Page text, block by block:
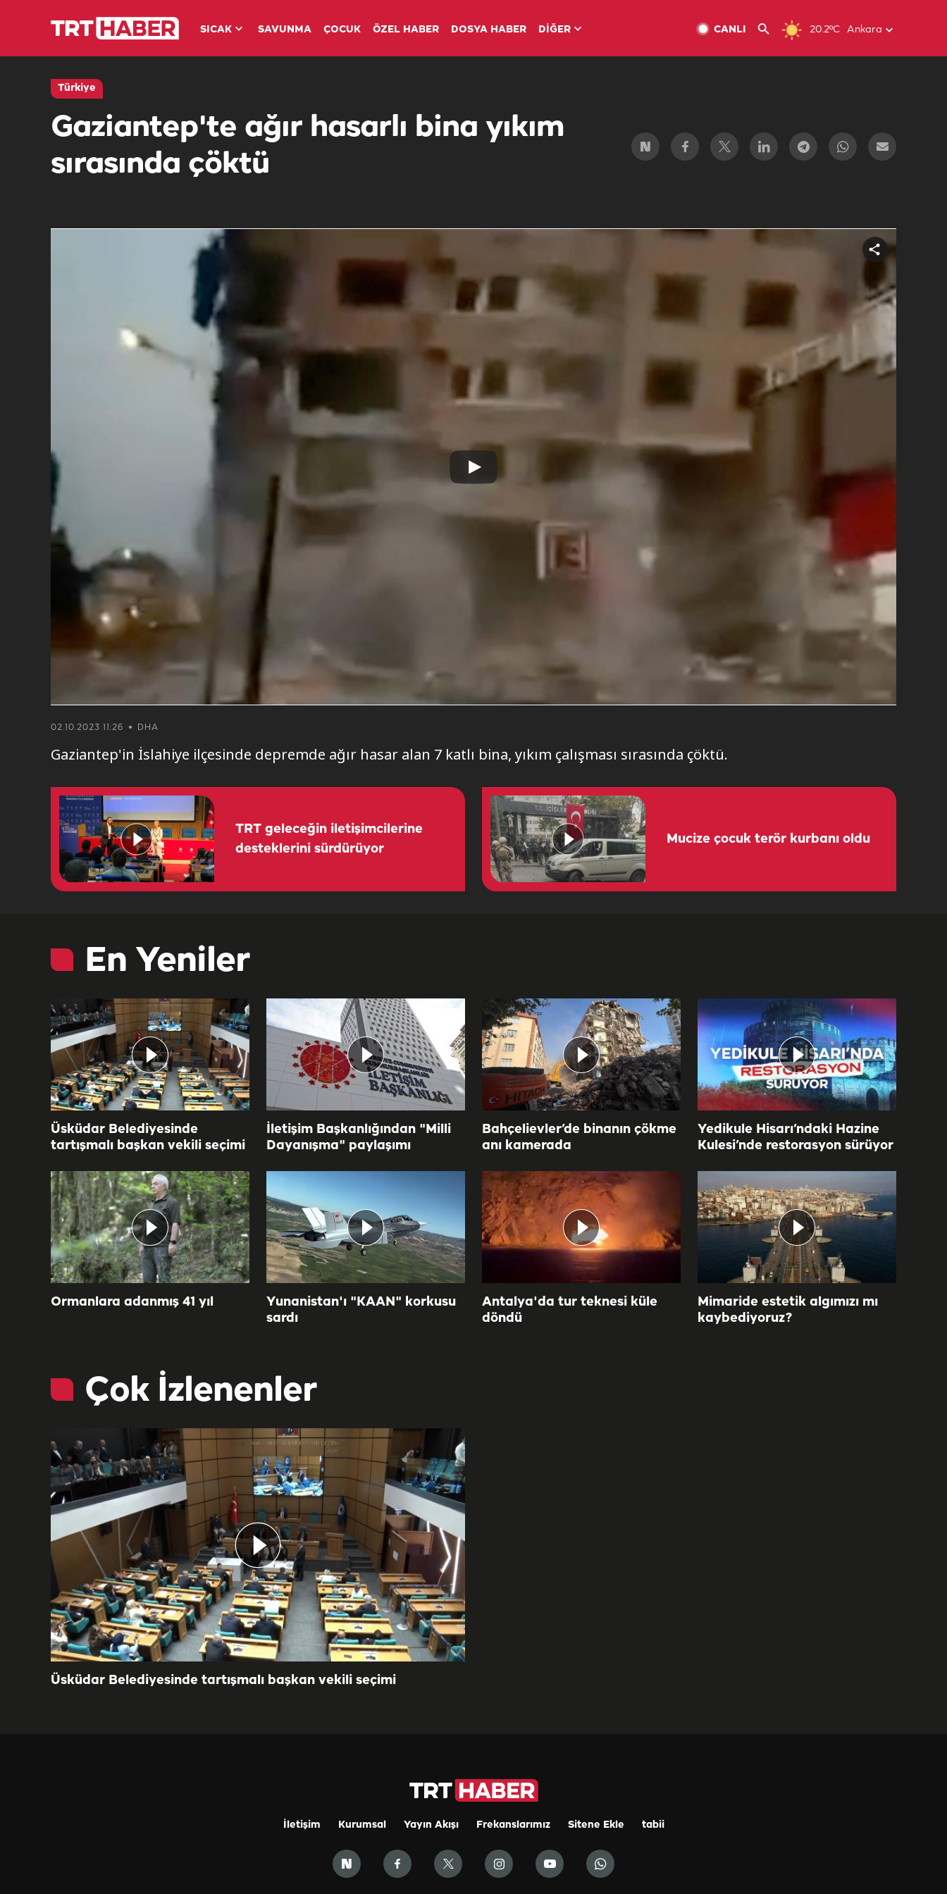
SICAK SAVUNMA ÇOCUK ÖZEL HABER DOSYA HABER DİĞER 20.2ºC Ankara
CANLI
Türkiye
Gaziantep'te ağır hasarlı bina yıkım
sırasında çöktü
Play
Share
video
02.10.2023 11:26 DHA
Gaziantep'in İslahiye ilçesinde depremde ağır hasar alan 7 katlı bina, yıkım çalışması sırasında çöktü.
TRT geleceğin iletişimcilerine
desteklerini sürdürüyor
Mucize çocuk terör kurbanı oldu
En Yeniler
Üsküdar Belediyesinde
tartışmalı başkan vekili seçimi
İletişim Başkanlığından "Milli
Dayanışma" paylaşımı
Bahçelievler’de binanın çökme
anı kamerada
Yedikule Hisarı’ndaki Hazine
Kulesi’nde restorasyon sürüyor
Ormanlara adanmış 41 yıl
Yunanistan'ı "KAAN" korkusu
sardı
Antalya'da tur teknesi küle
döndü
Mimaride estetik algımızı mı
kaybediyoruz?
Çok İzlenenler
Üsküdar Belediyesinde tartışmalı başkan vekili seçimi
İletişim Kurumsal Yayın Akışı Frekanslarımız Sitene Ekle tabii